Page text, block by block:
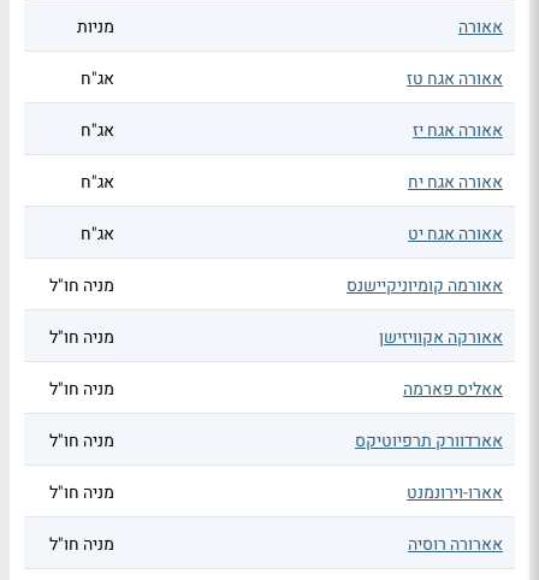
אאורה מניות
אאורה אגח טז אג"ח
אאורה אגח יז אג"ח
אאורה אגח יח אג"ח
אאורה אגח יט אג"ח
אאורמה קומיוניקיישנס מניה חו"ל
אאורקה אקוויזישן מניה חו"ל
אאליס פארמה מניה חו"ל
אארדוורק תרפיוטיקס מניה חו"ל
אארו-וירונמנט מניה חו"ל
אארורה רוסיה מניה חו"ל